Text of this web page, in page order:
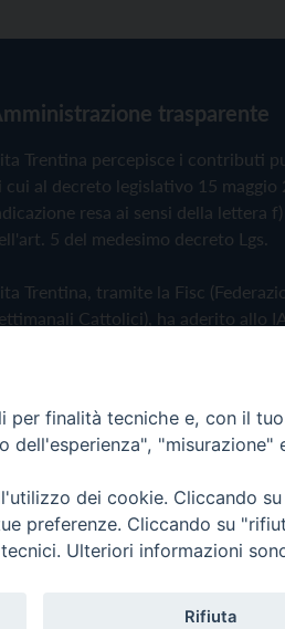
trasparente
Trentina percepisce i contributi
cui al decreto legislativo 15 maggio
resa ai sensi della lettera
5 del medesimo decreto Lgs.
Trentina, tramite la Fisc
Cattolici), ha aderito allo
Privacy Policy Cookie Policy
Editrice
finalità tecniche e, con il
dell'esperienza",
dei cookie. Cliccando
preferenze. Cliccando su
Ulteriori informazioni
Rifiuta